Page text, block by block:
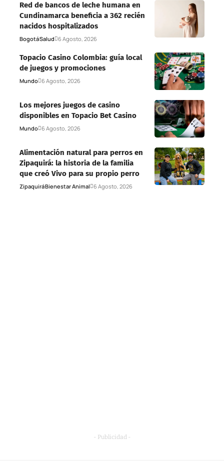
Red de bancos de leche humana en
Cundinamarca beneficia a 362 recién
nacidos hospitalizados
BogotáSalud 6 Agosto, 2026
Topacio Casino Colombia: guía local
de juegos y promociones
Mundo 6 Agosto, 2026
Los mejores juegos de casino
disponibles en Topacio Bet Casino
Mundo 6 Agosto, 2026
Alimentación natural para perros en
Zipaquirá: la historia de la familia
que creó Vivo para su propio perro
ZipaquiráBienestar Animal 6 Agosto, 2026
- Publicidad -